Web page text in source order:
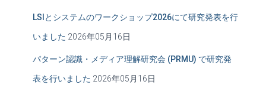
LSIとシステムのワークショップ2026にて研究発表を行
いました 2026年05月16日
パターン認識・メディア理解研究会 (PRMU) で研究発
表を行いました 2026年05月16日